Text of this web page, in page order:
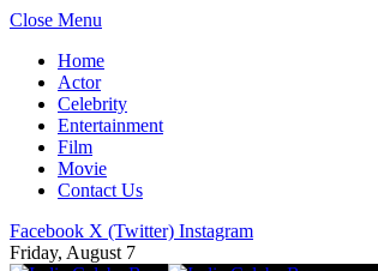
Close Menu
Home
Actor
Celebrity
Entertainment
Film
Movie
Contact Us
Facebook X (Twitter) Instagram
Friday, August 7